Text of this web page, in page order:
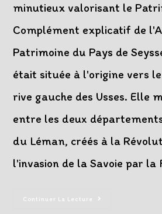
minutieux valorisant le
Complément explicatif de
Patrimoine du Pays de
était située à l'origine vers
rive gauche des Usses. Elle
entre les deux
du Léman, créés à la
l'invasion de la Savoie par la
Continuer La Lecture
Rénovation